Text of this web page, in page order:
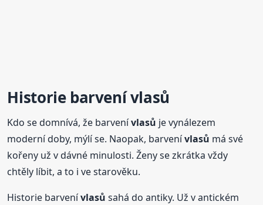
Historie barvenívlasů
Kdo se domnívá, že barvenívlasů je vynálezem
moderní doby, mýlí se. Naopak, barvenívlasů má své
kořeny už v dávné minulosti. Ženy se zkrátka vždy
chtěly líbit, a to i ve starověku.
Historie barvenívlasů sahá do antiky. Už v antickém